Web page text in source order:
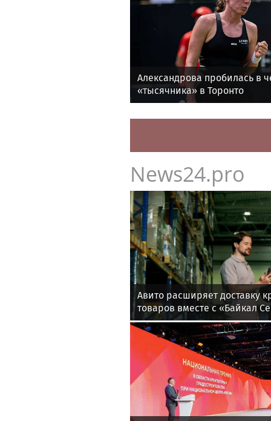
Александрова пробилась в
«тысячника» в Торонто
News24.pro
Авито расширяет доставку
товаров вместе с «Байкал